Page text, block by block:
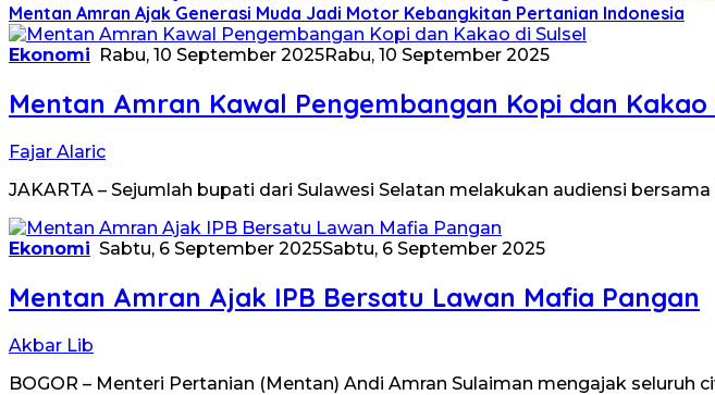
Mentan Amran Ajak Generasi Muda Jadi Motor Kebangkitan Pertanian Indonesia
Ekonomi Rabu, 10 September 2025Rabu, 10 September 2025
Mentan Amran Kawal Pengembangan Kopi dan Kakao
Fajar Alaric
JAKARTA – Sejumlah bupati dari Sulawesi Selatan melakukan audiensi
Ekonomi Sabtu, 6 September 2025Sabtu, 6 September 2025
Mentan Amran Ajak IPB Bersatu Lawan Mafia Pangan
Akbar Lib
BOGOR – Menteri Pertanian (Mentan) Andi Amran Sulaiman mengajak